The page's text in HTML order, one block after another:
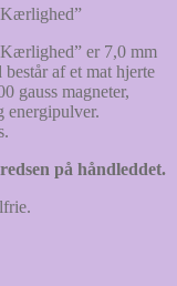
Kærlighed”
er 7,0 mm
af et mat hjerte
gauss magneter,
energipulver.
på håndleddet.